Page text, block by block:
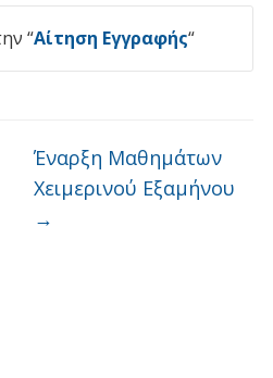
“Αίτηση Εγγραφής“
Έναρξη Μαθημάτων
Χειμερινού Εξαμήνου
→